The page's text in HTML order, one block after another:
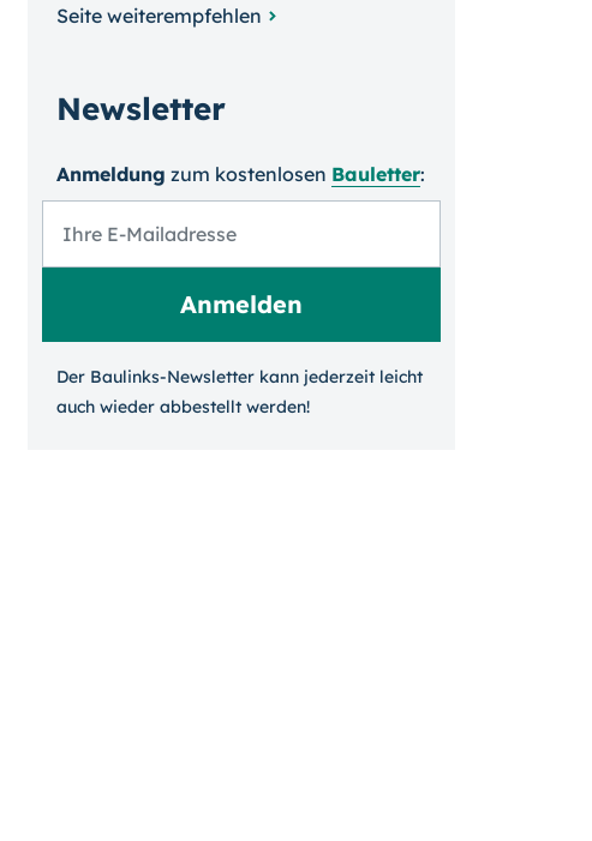
Seite weiterempfehlen
Newsletter
Anmeldung zum kosten­losen Bauletter:
Der Baulinks-Newsletter kann jeder­zeit leicht
auch wieder ab­bestellt werden!